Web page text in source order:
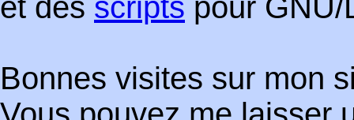
Bonnes visites sur mon